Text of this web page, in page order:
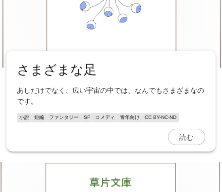
さまざまな足
あしだけでなく、広い宇宙の中では、なんでもさまざまなの
です。
小説 短編 ファンタジー SF コメディ 青年向け CC BY-NC-ND
読む